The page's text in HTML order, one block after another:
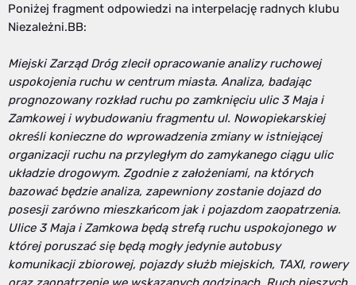
Poniżej fragment odpowiedzi na interpelację radnych klubu
Niezależni.BB:
Miejski Zarząd Dróg zlecił opracowanie analizy ruchowej
uspokojenia ruchu w centrum miasta. Analiza, badając
prognozowany rozkład ruchu po zamknięciu ulic 3 Maja i
Zamkowej i wybudowaniu fragmentu ul. Nowopiekarskiej
określi konieczne do wprowadzenia zmiany w istniejącej
organizacji ruchu na przyległym do zamykanego ciągu ulic
układzie drogowym. Zgodnie z założeniami, na których
bazować będzie analiza, zapewniony zostanie dojazd do
posesji zarówno mieszkańcom jak i pojazdom zaopatrzenia.
Ulice 3 Maja i Zamkowa będą strefą ruchu uspokojonego w
której poruszać się będą mogły jedynie autobusy
komunikacji zbiorowej, pojazdy służb miejskich, TAXI, rowery